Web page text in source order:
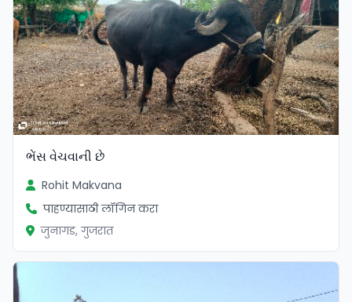
ભેંસ વેચવાની છે
Rohit Makvana
पाहण्यासाठी लॉगिन करा
जुनागड, गुजरात